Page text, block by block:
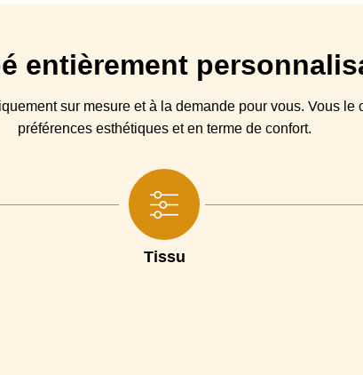
canapé
Structure
Mélange
entièrement
sur mesure et à la demande pour vous. Vous le
préférences esthétiques et en terme de confort.
Tissu